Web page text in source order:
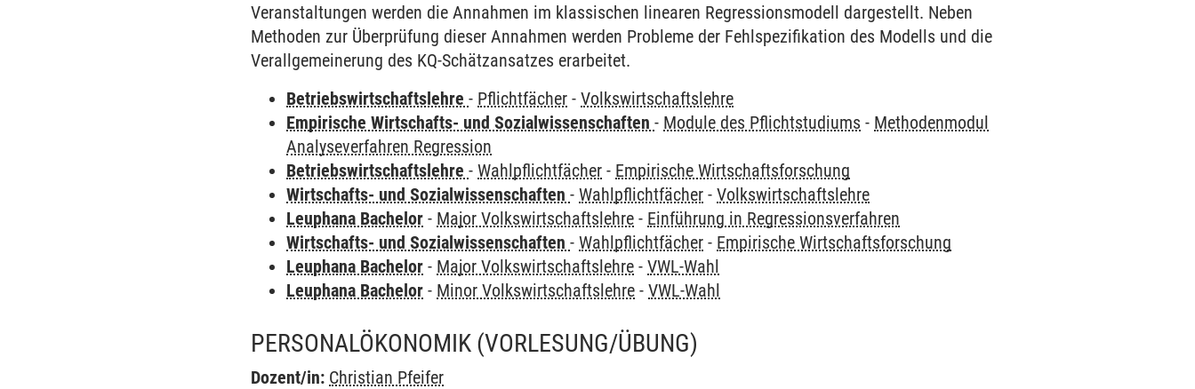
Veranstaltungen werden die Annahmen im klassischen linearen Regressionsmodell dargestellt. Neben
Methoden zur Überprüfung dieser Annahmen werden Probleme der Fehlspezifikation des Modells und die
Verallgemeinerung des KQ-Schätzansatzes erarbeitet.
Betriebswirtschaftslehre- Pflichtfächer -Volkswirtschaftslehre
Empirische Wirtschafts- und Sozialwissenschaften- Module des Pflichtstudiums - Methodenmodul
Analyseverfahren Regression
Betriebswirtschaftslehre-Wahlpflichtfächer - Empirische Wirtschaftsforschung
Wirtschafts- und Sozialwissenschaften-Wahlpflichtfächer -Volkswirtschaftslehre
Leuphana Bachelor - Major Volkswirtschaftslehre - Einführung in Regressionsverfahren
Wirtschafts- und Sozialwissenschaften-Wahlpflichtfächer - Empirische Wirtschaftsforschung
Leuphana Bachelor - Major Volkswirtschaftslehre -VWL-Wahl
Leuphana Bachelor - Minor Volkswirtschaftslehre -VWL-Wahl
PERSONALÖKONOMIK (VORLESUNG/ÜBUNG)
Dozent/in: Christian Pfeifer